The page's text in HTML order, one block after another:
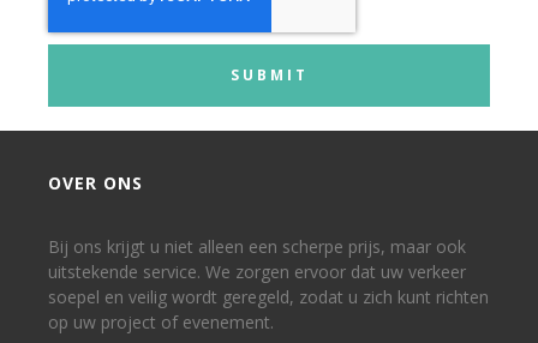
SUBMIT
OVER ONS
Bij ons krijgt u niet alleen een scherpe prijs, maar ook
uitstekende service. We zorgen ervoor dat uw verkeer
soepel en veilig wordt geregeld, zodat u zich kunt richten
op uw project of evenement.